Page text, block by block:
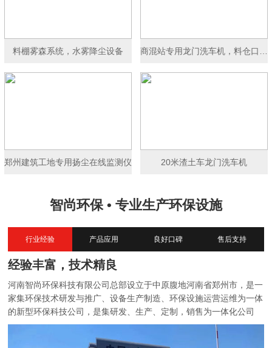
料棚雾森系统，水雾降尘设备 商混站专用龙门洗车机，料仓口洗车机
郑州建筑工地专用扬尘在线监测仪 20米渣土车龙门洗车机
智尚环保 • 专业生产环保设施
行业经验 产品应用 良好口碑 售后支持
经验丰富，技术精良
河南智尚环保科技有限公司总部设立于中原腹地河南省郑州市，是一
家集环保技术研发与推广、设备生产制造、环保设施运营运维为一体
的新型环保科技公司，是集研发、生产、定制，销售为一体化公司